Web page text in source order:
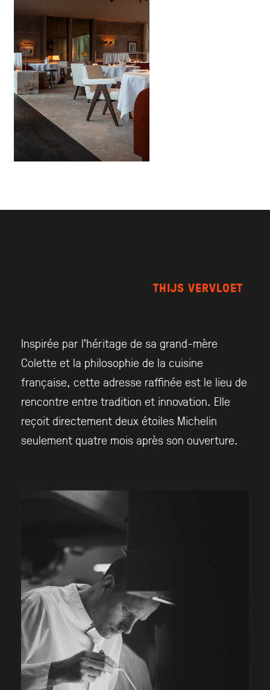
THIJS VERVLOET
Inspirée par l’héritage de sa grand-mère
Colette et la philosophie de la cuisine
française, cette adresse raffinée est le lieu de
rencontre entre tradition et innovation. Elle
reçoit directement deux étoiles Michelin
seulement quatre mois après son ouverture.